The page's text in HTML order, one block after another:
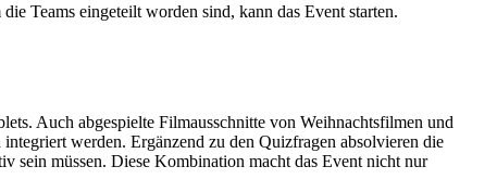
Teams eingeteilt worden sind, kann das Event starten.
Auch abgespielte Filmausschnitte von Weihnachtsfilmen und
werden. Ergänzend zu den Quizfragen absolvieren die
sein müssen. Diese Kombination macht das Event nicht nur